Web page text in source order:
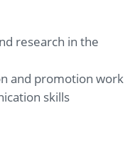
research in the
and promotion work
skills